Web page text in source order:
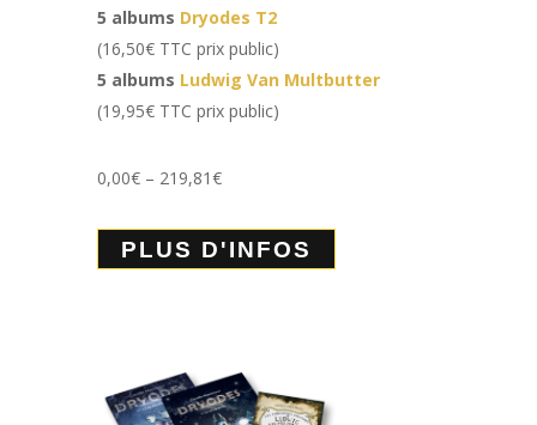
5 albums Dryodes T2
(16,50€ TTC prix public)
5 albums Ludwig Van Multbutter
(19,95€ TTC prix public)
0,00€– 219,81€
PLUS D'INFOS